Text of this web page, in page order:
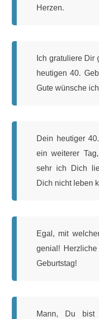
Herzen.
Ich gratuliere Dir
heutigen 40.
Gute wünsche
Dein heutiger
ein weiterer
sehr ich Dich
Dich nicht leben
Egal, mit
genial!
Geburtstag!
Mann, Du